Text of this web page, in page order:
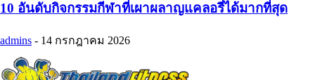
10 อันดับกิจกรรมกีฬาที่เผาผลาญแคลอรี่ได้มากที่สุด
admins - 14 กรกฎาคม 2026